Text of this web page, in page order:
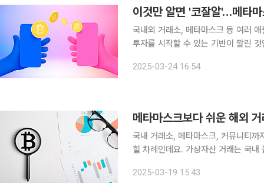
이것만 알면 '코잘알'…메타
국내외 거래소, 메타마스크 등 여러
투자를 시작할 수 있는 기반이 깔린 것인데요. 사실 가상자산 투자에 있어 가장 높
송금 자체에 중앙화된 조직이 개입하
2025-03-24 16:54
국내 거래소, 메타마스크, 커뮤니티
힐 차례인데요. 가상자산 거래는 국내 플랫폼뿐 아니라 해외에서 만든 플랫폼에서도 가능합니다. 대
미국법에 따라 운영되는 규제화된 거
2025-03-19 15:43